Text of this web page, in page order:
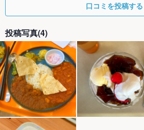
口コミを投稿する
投稿写真(4)